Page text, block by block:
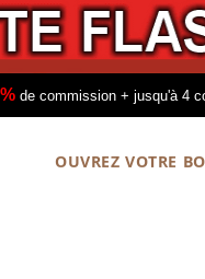
de commission + jusqu'à 4
OUVREZ VOTRE